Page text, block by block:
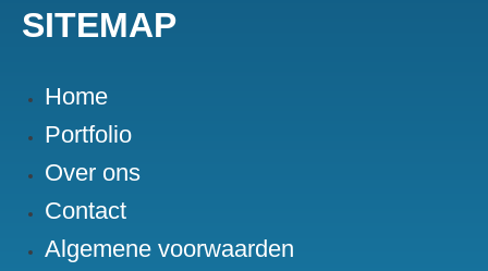
SITEMAP
Home
Portfolio
Over ons
Contact
Algemene voorwaarden